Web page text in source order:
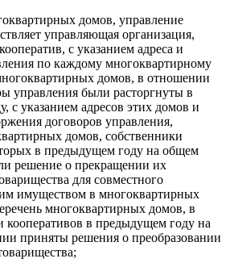
домов, управление
управляющая организация,
с указанием адреса и
по каждому многоквартирному
домов, в отношении
управления были расторгнуты в
с указанием адресов этих домов и
договоров управления,
домов, собственники
в предыдущем году на общем
решение о прекращении их
для совместного
имуществом в многоквартирных
многоквартирных домов, в
кооперативов в предыдущем году на
приняты решения о преобразовании